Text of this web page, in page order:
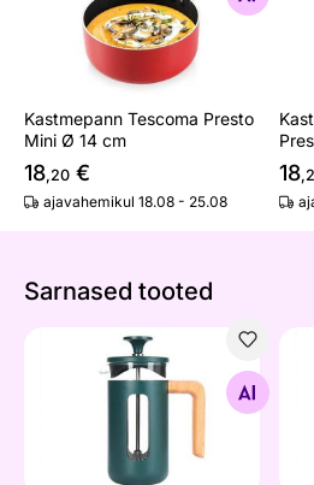
Kastmepann Tescoma Presto
Mini Ø 14 cm
18,20 €
ajavahemikul 18.08 - 25.08
18
Sarnased tooted
Presskann La Cafetière
Otsi sarnaseid